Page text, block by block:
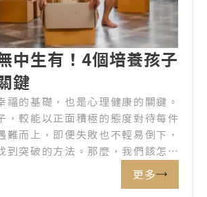
中生有！4個培養孩子
鍵
福的基礎，也是心理健康的關鍵。
，較能以正面積極的態度對待每件
難而上，即便失敗也不輕易倒下，
到突破的方法。那麼，我們該怎麼
更多